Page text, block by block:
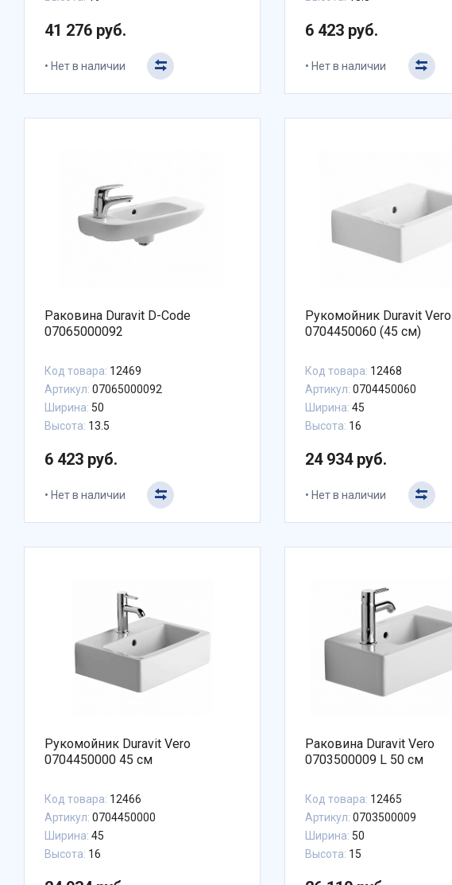
41 276 руб.
Нет в наличии
6 423 руб.
Нет в наличии
Раковина Duravit D-Code
07065000092
Код товара: 12469
Артикул: 07065000092
Ширина: 50
Высота: 13.5
6 423 руб.
Нет в наличии
Рукомойник Duravit Vero
0704450060 (45 см)
Код товара: 12468
Артикул: 0704450060
Ширина: 45
Высота: 16
24 934 руб.
Нет в наличии
Рукомойник Duravit Vero
0704450000 45 см
Код товара: 12466
Артикул: 0704450000
Ширина: 45
Высота: 16
Раковина Duravit Vero
0703500009 L 50 см
Код товара: 12465
Артикул: 0703500009
Ширина: 50
Высота: 15